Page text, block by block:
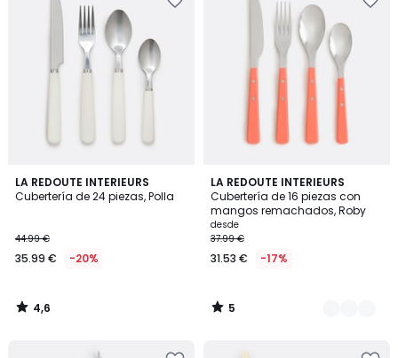
LA REDOUTE INTERIEURS
Cubertería de 24 piezas, Polla
44.99 €
35.99 € -20%
4,6
/ 5
4,6
/
LA REDOUTE INTERIEURS
Cubertería de 16 piezas con
mangos remachados, Roby
desde
37.99 €
31.53 € -17%
5
/
5
3
Colores
5
/